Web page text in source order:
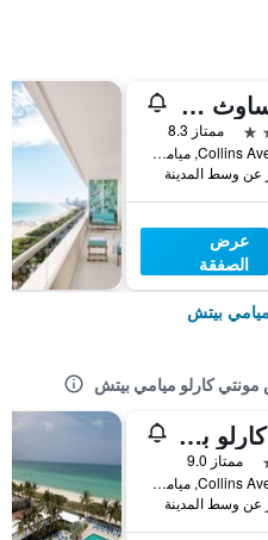
دابليو ساوث بيتش
ممتاز 8.3
2201 Collins Avenue, ميامي بيتش, FL, الولايات المتحدة الأميريكية
عرض
الصفقة
بيتش
كارلو ميامي بيتش
مونتي كارلو باي ميامي فاكيشينز
ممتاز 9.0
6551 Collins Avenue, ميامي بيتش, FL, الولايات المتحدة الأميريكية